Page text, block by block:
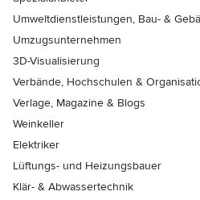
Umweltdienstleistungen, Bau- &
Umzugsunternehmen
3D-Visualisierung
Verbände, Hochschulen &
Verlage, Magazine & Blogs
Weinkeller
Elektriker
Lüftungs- und Heizungsbauer
Klär- & Abwassertechnik